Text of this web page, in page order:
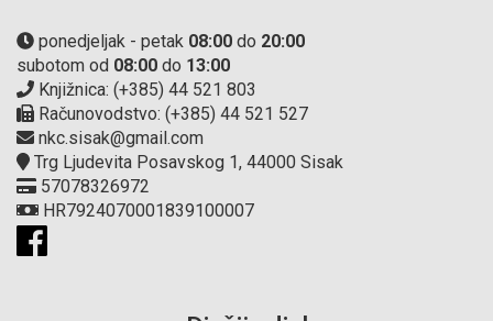
ponedjeljak - petak 08:00 do 20:00
subotom od 08:00 do 13:00
Knjižnica: (+385) 44 521 803
Računovodstvo: (+385) 44 521 527
nkc.sisak@gmail.com
Trg Ljudevita Posavskog 1, 44000 Sisak
57078326972
HR7924070001839100007